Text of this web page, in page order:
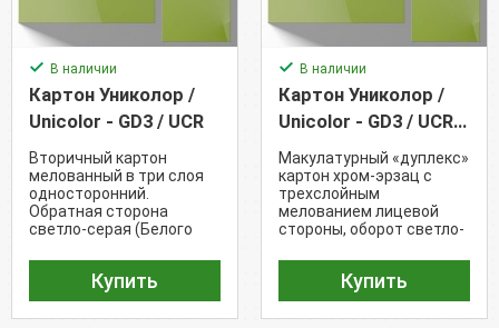
В наличии
Картон Униколор /
Unicolor - GD3 / UCR
Вторичный картон
мелованный в три слоя
односторонний.
Обратная сторона
светло-серая (Белого
Купить
В наличии
Картон Униколор /
Unicolor - GD3 / UCR
(380 г/м²)
Макулатурный «дуплекс»
картон хром-эрзац с
трехслойным
мелованием лицевой
стороны, оборот светло-
Купить